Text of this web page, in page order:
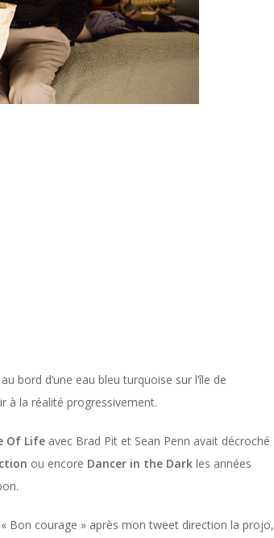
bord d’une eau bleu turquoise sur l’île de
à la réalité progressivement.
Of Life avec Brad Pit et Sean Penn avait décroché
ou encore Dancer in the Dark les années
Bon courage » après mon tweet direction la projo,